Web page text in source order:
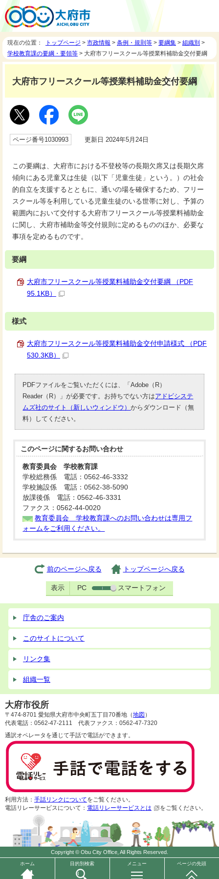
現在の位置： トップページ > 市政情報 > 条例・規則等 > 要綱集 > 組織別 >
学校教育課の要綱・要領等 > 大府市フリースクール等授業料補助金交付要綱
大府市フリースクール等授業料補助金交付要綱
ページ番号1030993 更新日 2024年5月24日
この要綱は、大府市における不登校等の長期欠席又は長期欠席
傾向にある児童又は生徒（以下「児童生徒」という。）の社会
的自立を支援するとともに、通いの場を確保するため、フリー
スクール等を利用している児童生徒のいる世帯に対し、予算の
範囲内において交付する大府市フリースクール等授業料補助金
に関し、大府市補助金等交付規則に定めるもののほか、必要な
事項を定めるものです。
要綱
大府市フリースクール等授業料補助金交付要綱 （PDF
95.1KB）
様式
大府市フリースクール等授業料補助金交付申請様式 （PDF
530.3KB）
PDFファイルをご覧いただくには、「Adobe（R）
Reader（R）」が必要です。お持ちでない方はアドビシステ
ムズ社のサイト（新しいウィンドウ）からダウンロード（無
料）してください。
このページに関するお問い合わせ
教育委員会 学校教育課
学校総務係 電話：0562-46-3332
学校施設係 電話：0562-38-5090
放課後係 電話：0562-46-3331
ファクス：0562-44-0020
教育委員会 学校教育課へのお問い合わせは専用フ
ォームをご利用ください。
前のページへ戻る トップページへ戻る
表示 PC スマートフォン
ホーム 目的別検索 メニュー ページの先頭
庁舎のご案内
このサイトについて
リンク集
組織一覧
大府市役所
〒474-8701 愛知県大府市中央町五丁目70番地（地図 ）
代表電話：0562-47-2111 代表ファクス：0562-47-7320
通訳オペレータを通じて手話で電話ができます。
利用方法： 手話リンクについてをご覧ください。
電話リレーサービスについて： 電話リレーサービスとは をご覧ください。
Copyright © Obu City Office, All Rights Reserved.